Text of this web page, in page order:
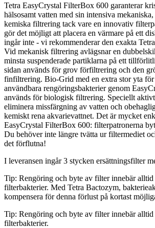
Tetra EasyCrystal FilterBox 600 garanterar
hälsosamt vatten med sin intensiva
kemiska filtrering tack vare en innovativ
gör det möjligt att placera en värmare på ett
ingår inte - vi rekommenderar den exakta
Vid mekanisk filtrering avlägsnar en
minsta suspenderade partiklarna på ett
sidan används för grov förfiltrering och den
finfiltrering. Bio-Grid med en extra stor yta
användbara rengöringsbakterier genom
används för biologisk filtrering. Speciellt
eliminera missfärgning av vatten och
kemiskt rena akvarievattnet. Det är mycket
EasyCrystal FilterBox 600: filterpatronerna
Du behöver inte längre tvätta ur filtermediet
det förflutna!
I leveransen ingår 3 stycken ersättningsfilter
Tip: Rengöring och byte av filter innebär
filterbakterier. Med Tetra Bactozym,
kompensera för denna förlust på kortast
Tip: Rengöring och byte av filter innebär
filterbakterier.